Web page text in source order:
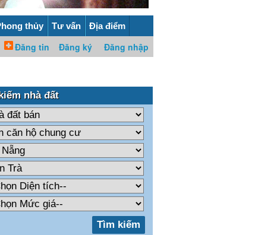
thủy Tư vấn Địa điểm
nhà đất